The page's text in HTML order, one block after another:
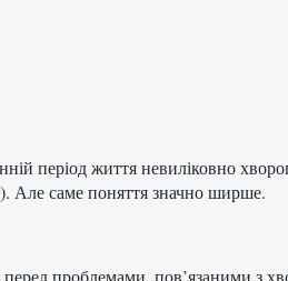
період життя невиліковно
Але саме поняття значно ширше.
проблемами, пов’язаними з